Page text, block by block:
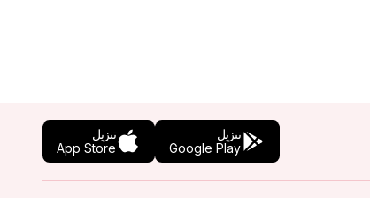
تنزيل
Google Play
تنزيل
App Store